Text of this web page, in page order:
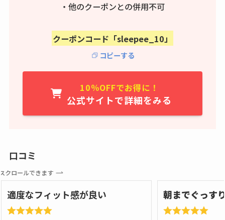
・他のクーポンとの併用不可
クーポンコード「sleepee_10」
コピーする
10％OFFでお得に！
公式サイトで詳細をみる
口コミ
クロールできます
適度なフィット感が良い 朝までぐっす